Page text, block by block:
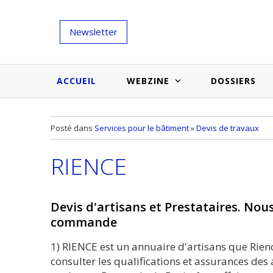
Newsletter
ACCUEIL WEBZINE
Salons et évènementiels
Médias du bâtiment
Billets d'humeur
Etudes et enquêtes
DOSSIERS
Annuaire
Actualités des membres
Posté dans Services pour le bâtiment»Devis de travaux
RIENCE
Devis d'artisans et Prestataires.
commande
1) RIENCE est un annuaire d'artisans que
consulter les qualifications et assurances des